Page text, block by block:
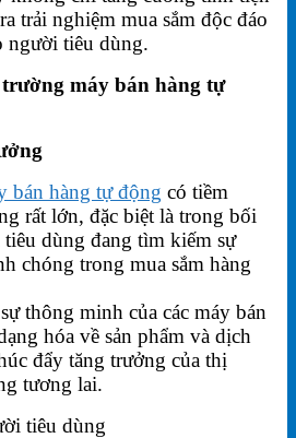
trải nghiệm mua sắm độc đáo
người tiêu dùng.
máy bán hàng tự
bán hàng tự động có tiềm
rất lớn, đặc biệt là trong bối
dùng đang tìm kiếm sự
chóng trong mua sắm hàng
thông minh của các máy bán
hóa về sản phẩm và dịch
đẩy tăng trưởng của thị
tương lai.
tiêu dùng